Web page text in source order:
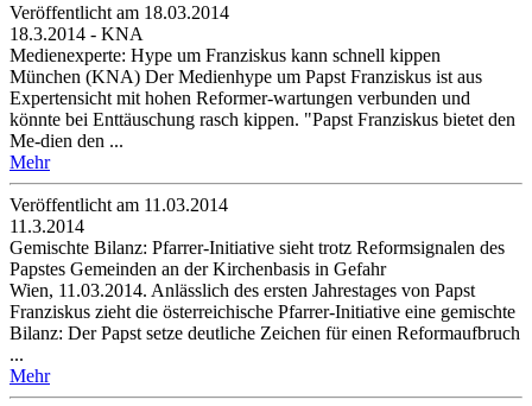
Veröffentlicht am 18­.03.2014
18.3.2014 - KNA
Medienexperte: Hype um Franziskus kann schnell kippen
München (KNA) Der Medienhype um Papst Franziskus ist aus
Expertensicht mit hohen Reformer-wartungen verbunden und
könnte bei Enttäuschung rasch kippen. "Papst Franziskus bietet den
Me-dien den ...
Mehr
Veröffentlicht am 11­.03.2014
11.3.2014
Gemischte Bilanz: Pfarrer-Initiative sieht trotz Reformsignalen des
Papstes Gemeinden an der Kirchenbasis in Gefahr
Wien, 11.03.2014. Anlässlich des ersten Jahrestages von Papst
Franziskus zieht die österreichische Pfarrer-Initiative eine gemischte
Bilanz: Der Papst setze deutliche Zeichen für einen Reformaufbruch
...
Mehr